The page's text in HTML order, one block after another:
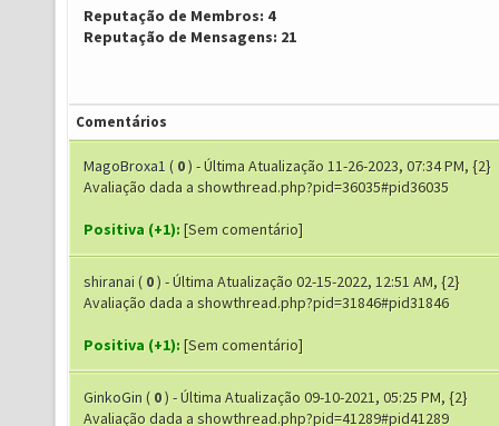
Reputação de Membros: 4
Reputação de Mensagens: 21
Comentários
MagoBroxa1 ( 0) - Última Atualização 11-26-2023, 07:34 PM, {2}
Avaliação dada a showthread.php?pid=36035#pid36035
Positiva (+1): [Sem comentário]
shiranai ( 0) - Última Atualização 02-15-2022, 12:51 AM, {2}
Avaliação dada a showthread.php?pid=31846#pid31846
Positiva (+1): [Sem comentário]
GinkoGin ( 0) - Última Atualização 09-10-2021, 05:25 PM, {2}
Avaliação dada a showthread.php?pid=41289#pid41289